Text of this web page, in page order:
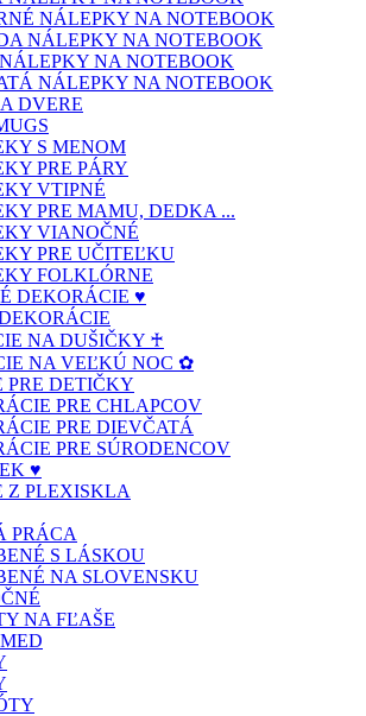
NÁLEPKY NA NOTEBOOK
NÁLEPKY NA NOTEBOOK
NA NOTEBOOK
NÁLEPKY NA NOTEBOOK
DVERE
S MENOM
PRE PÁRY
VTIPNÉ
PRE MAMU, DEDKA ...
VIANOČNÉ
PRE UČITEĽKU
FOLKLÓRNE
DEKORÁCIE ♥
NA DUŠIČKY ♰
NA VEĽKÚ NOC ✿
PRE DETIČKY
PRE CHLAPCOV
PRE DIEVČATÁ
PRE SÚRODENCOV
♥
Z PLEXISKLA
PRÁCA
S LÁSKOU
NA SLOVENSKU
NA FĽAŠE